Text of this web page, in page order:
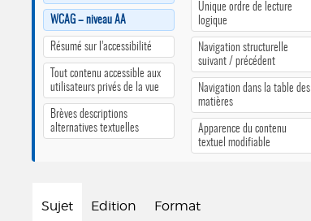
WCAG – niveau AA
Résumé sur l’accessibilité
Tout contenu accessible aux
utilisateurs privés de la vue
Brèves descriptions
alternatives textuelles
Unique ordre de lecture
logique
Navigation structurelle
suivant / précédent
Navigation dans la table des
matières
Apparence du contenu
textuel modifiable
Sujet Edition Format